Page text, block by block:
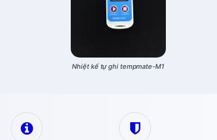
Nhiệt kế tự ghi tempmate-M1